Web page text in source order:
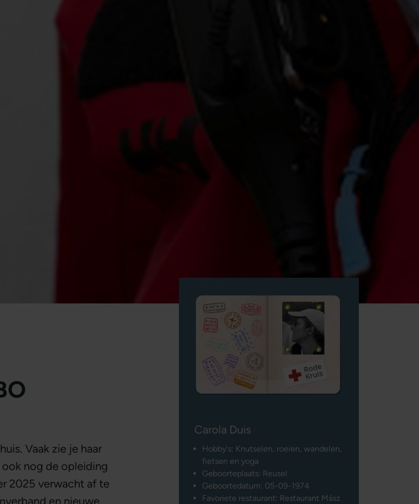
Carola Duis
Hobby's: Knutselen, roeien, wandelen,
fietsen en yoga
Geboorteplaats: Reusel
Geboortedatum: 05-09-1974
Favoriete restaurant: Restaurant Mász
Vaak zie je haar
nog de opleiding
2025 verwacht af te
en nieuwe